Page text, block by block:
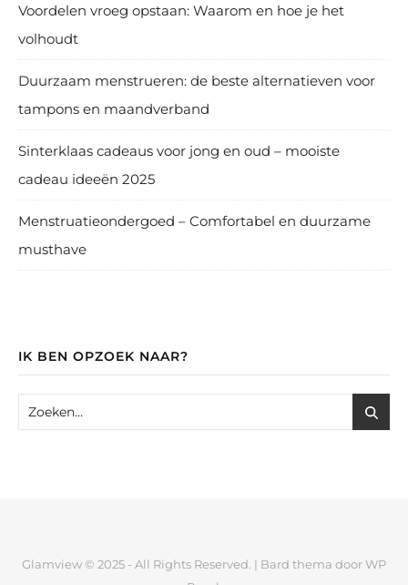
Voordelen vroeg opstaan: Waarom en hoe je het
volhoudt
Duurzaam menstrueren: de beste alternatieven voor
tampons en maandverband
Sinterklaas cadeaus voor jong en oud – mooiste
cadeau ideeën 2025
Menstruatieondergoed – Comfortabel en duurzame
musthave
IK BEN OPZOEK NAAR?
Glamview © 2025 - All Rights Reserved. | Bard thema doorWP